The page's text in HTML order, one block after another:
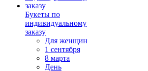
Букеты по
индивидуальному
заказу
Для женщин
1 сентября
8 марта
День